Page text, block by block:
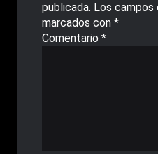
publicada. Los
marcados con *
Comentario *